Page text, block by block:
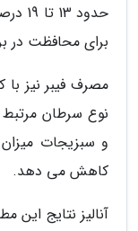
برای محافظت در
نوع سرطان
کاهش می دهد.
آنالیز نتایج